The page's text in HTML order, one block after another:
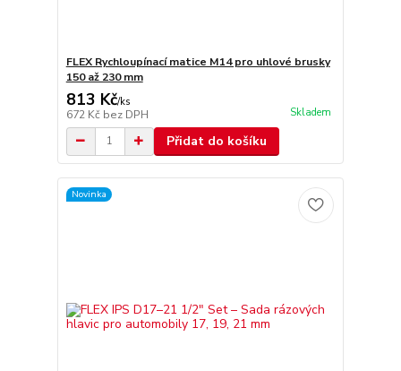
FLEX Rychloupínací matice M14 pro uhlové brusky
150 až 230 mm
813 Kč/ks
672 Kč bez DPH Skladem
Přidat do košíku
Novinka